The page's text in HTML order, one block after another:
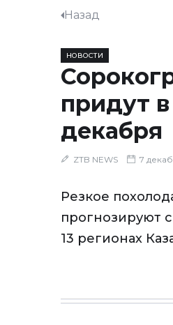
Назад
НОВОСТИ
придут
декабря
ZTB NEWS 7
Резкое
прогнозируют
13 регионах